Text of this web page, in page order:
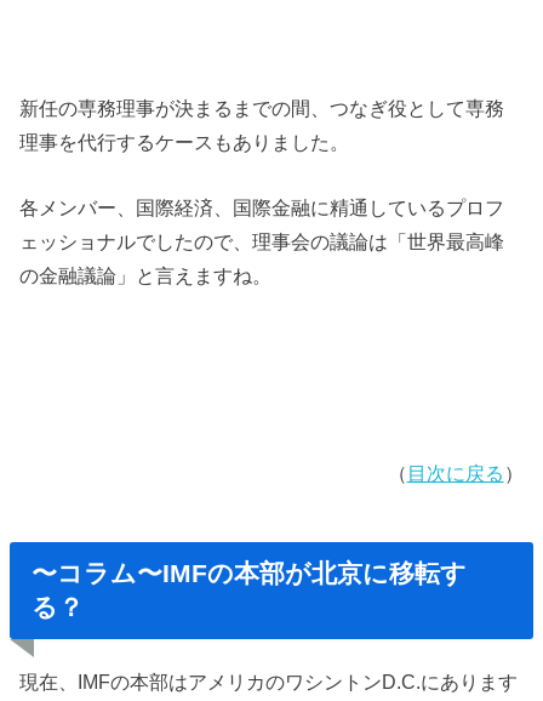
新任の専務理事が決まるまでの間、つなぎ役として専務
理事を代行するケースもありました。
各メンバー、国際経済、国際金融に精通しているプロフ
ェッショナルでしたので、理事会の議論は「世界最高峰
の金融議論」と言えますね。
（ 目次に戻る ）
〜コラム〜IMFの本部が北京に移転す
る？
現在、IMFの本部はアメリカのワシントンD.C.にあります